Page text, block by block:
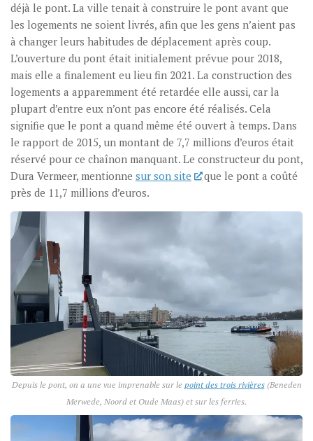
déjà le pont. La ville tenait à construire le pont avant que
les logements ne soient livrés, afin que les gens n’aient pas
à changer leurs habitudes de déplacement après coup.
L’ouverture du pont était initialement prévue pour 2018,
mais elle a finalement eu lieu fin 2021. La construction des
logements a apparemment été retardée elle aussi, car la
plupart d’entre eux n’ont pas encore été réalisés. Cela
signifie que le pont a quand même été ouvert à temps. Dans
le rapport de 2015, un montant de 7,7 millions d’euros était
réservé pour ce chaînon manquant. Le constructeur du pont,
Dura Vermeer, mentionne sur son site
que le pont a coûté
près de 11,7 millions d’euros.
Depuis le pont, on a une vue imprenable sur le point des trois rivières(Beneden
Merwede, Noordet Oude Maas) et sur les ferries.